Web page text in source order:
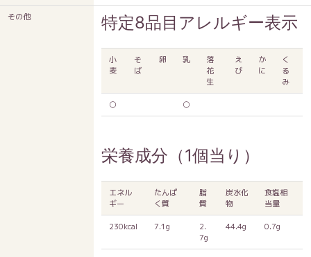
その他 特定8品目アレルギー表示
小
麦
そ
ば
卵 乳
落
花
生
え
び
か
に
く
る
み
○ ○
栄養成分（1個当り）
エネル
ギー
たんぱ
く質
脂
質
炭水化
物
食塩相
当量
230kcal 7.1g
2.
7g
44.4g 0.7g